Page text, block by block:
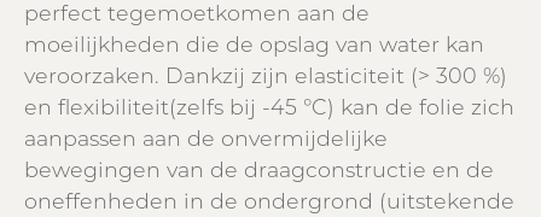
perfect tegemoetkomen aan de
moeilijkheden die de opslag van water kan
veroorzaken. Dankzij zijn elasticiteit (> 300 %)
en flexibiliteit(zelfs bij -45 °C) kan de folie zich
aanpassen aan de onvermijdelijke
bewegingen van de draagconstructie en de
oneffenheden in de ondergrond (uitstekende